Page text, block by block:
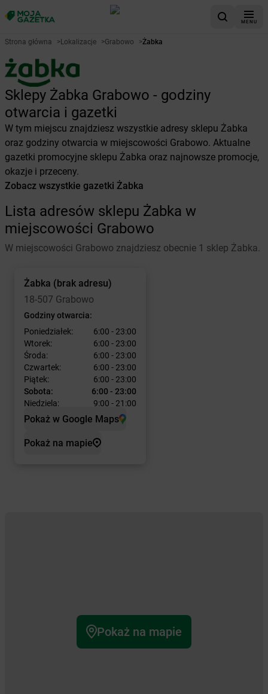
MENU
Strona główna >Lokalizacje >Grabowo >Żabka
Sklepy Żabka Grabowo - godziny
otwarcia i gazetki
W tym miejscu znajdziesz wszystkie adresy sklepu Żabka
oraz godziny otwarcia w miejscowości Grabowo. Aktualne
gazetki promocyjne sklepu Żabka oraz najnowsze promocje,
okazje i przeceny.
Zobacz wszystkie gazetki Żabka
Lista adresów sklepu Żabka w
miejscowości Grabowo
W miejscowości Grabowo znajdziesz obecnie 1 sklep Żabka.
Żabka (brak adresu)
18-507 Grabowo
Godziny otwarcia:
Poniedziałek:
6:00 - 23:00
Wtorek:
6:00 - 23:00
Środa:
6:00 - 23:00
Czwartek:
6:00 - 23:00
Piątek:
6:00 - 23:00
Sobota:
6:00 - 23:00
Niedziela:
9:00 - 21:00
Pokaż w Google Maps
Pokaż na mapie
Pokaż na mapie